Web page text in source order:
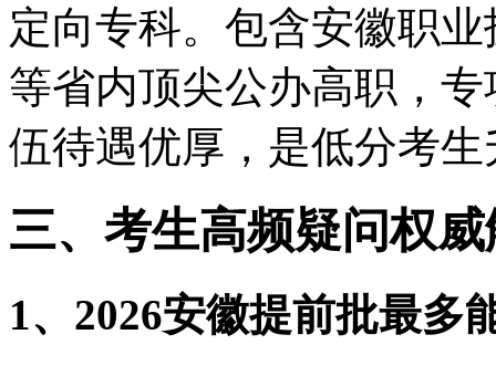
定向专科。包含安徽职
等省内顶尖公办高职，
伍待遇优厚，是低分考
三、考生高频疑问权
1、2026安徽提前批最多